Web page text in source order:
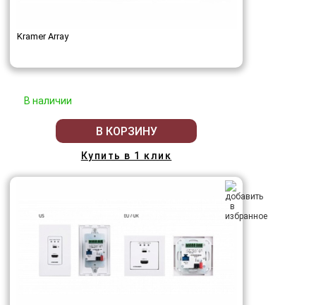
Kramer Array
В наличии
В КОРЗИНУ
Купить в 1 клик